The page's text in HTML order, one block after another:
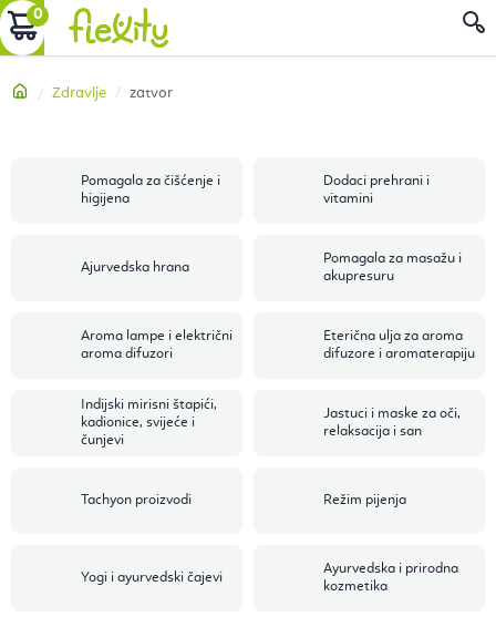
Preskoči
na
KOŠARICA
Početna
Zdravlje zatvor
Pomagala za čišćenje i
higijena
Dodaci prehrani i
vitamini
Ajurvedska hrana
Pomagala za masažu i
akupresuru
Aroma lampe i električni
aroma difuzori
Eterična ulja za aroma
difuzore i aromaterapiju
Indijski mirisni štapići,
kadionice, svijeće i
čunjevi
Jastuci i maske za oči,
relaksacija i san
Tachyon proizvodi Režim pijenja
Yogi i ayurvedski čajevi
Ayurvedska i prirodna
kozmetika